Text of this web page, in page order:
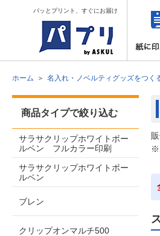
パッとプリント、すぐにお届け
ホーム 名入れ・ノベルティグッズをつく
※
商品タイプで絞り込む
サラサクリップホワイトボー
ルペン フルカラー印刷
サラサクリップホワイトボー
ルペン
ブレン
クリップオンマルチ500